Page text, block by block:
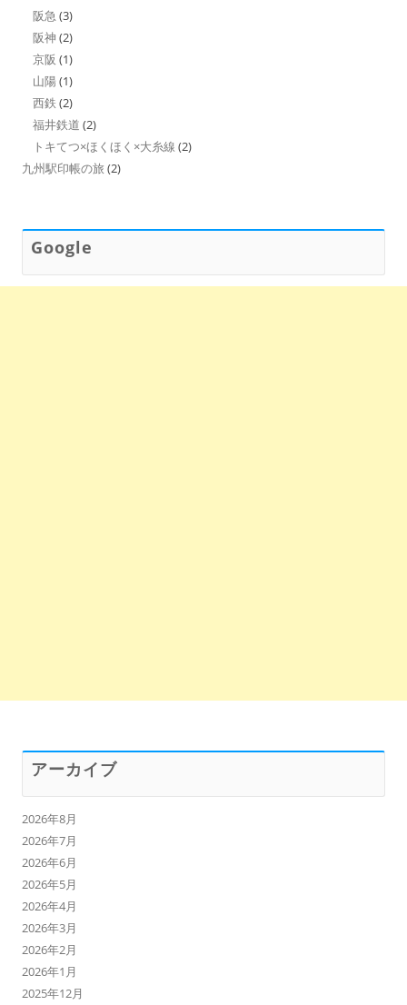
阪急 (3)
阪神 (2)
京阪 (1)
山陽 (1)
西鉄 (2)
福井鉄道 (2)
トキてつ×ほくほく×大糸線 (2)
九州駅印帳の旅 (2)
Google
アーカイブ
2026年8月
2026年7月
2026年6月
2026年5月
2026年4月
2026年3月
2026年2月
2026年1月
2025年12月